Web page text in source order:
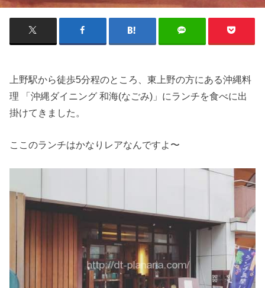
上野駅から徒歩5分程のところ、東上野の方にある沖縄料
理 「沖縄ダイニング 和海(なごみ)」にランチを食べに出
掛けてきました。
ここのランチはかなりレアなんですよ〜